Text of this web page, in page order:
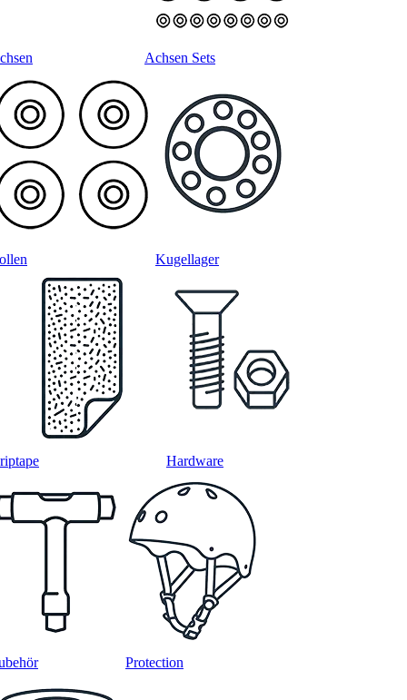
Achsen Sets
Kugellager
Hardware
Protection